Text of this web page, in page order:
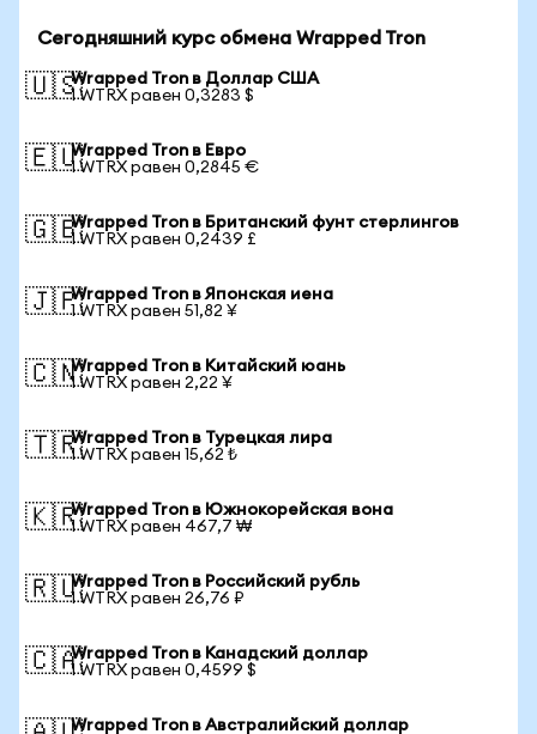
Сегодняшний курс обмена Wrapped Tron
🇺🇸Wrapped Tron в Доллар США
1 WTRX равен 0,3283 $
🇪🇺Wrapped Tron в Евро
1 WTRX равен 0,2845 €
🇬🇧Wrapped Tron в Британский фунт стерлингов
1 WTRX равен 0,2439 £
🇯🇵Wrapped Tron в Японская иена
1 WTRX равен 51,82 ¥
🇨🇳Wrapped Tron в Китайский юань
1 WTRX равен 2,22 ¥
🇹🇷Wrapped Tron в Турецкая лира
1 WTRX равен 15,62 ₺
🇰🇷Wrapped Tron в Южнокорейская вона
1 WTRX равен 467,7 ₩
🇷🇺Wrapped Tron в Российский рубль
1 WTRX равен 26,76 ₽
🇨🇦Wrapped Tron в Канадский доллар
1 WTRX равен 0,4599 $
Wrapped Tron в Австралийский доллар